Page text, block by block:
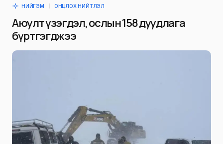
НИЙГЭМ ОНЦЛОХ НИЙТЛЭЛ
Аюулт үзэгдэл, ослын 158 дуудлага
бүртгэгджээ